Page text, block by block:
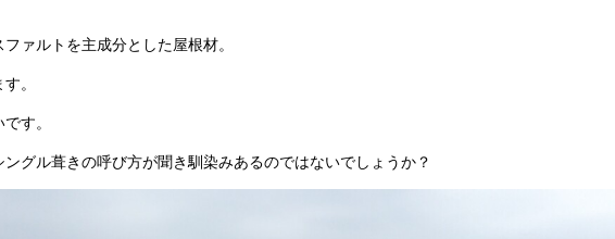
ァルトを主成分とした屋根材。
。
す。
グル葺きの呼び方が聞き馴染みあるのではないでしょうか？